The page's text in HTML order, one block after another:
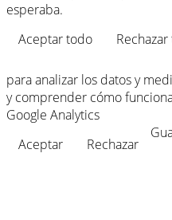
esperaba.
Aceptar todo
para analizar los datos y
y comprender cómo
Google Analytics
Aceptar
Rechazar